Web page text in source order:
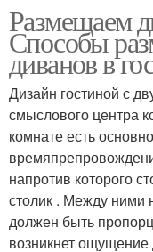
Размещаем
Способы
диванов в
Дизайн гостиной с
смыслового центра
комнате есть
напротив которого
столик . Между ними
должен быть
возникнет ощущение